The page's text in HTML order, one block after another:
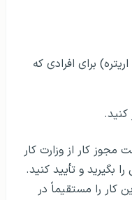
برای افرادی که
کنید.
مجوز کار از وزارت کار
بگیرید و تأیید کنید.
کار را مستقیماً در